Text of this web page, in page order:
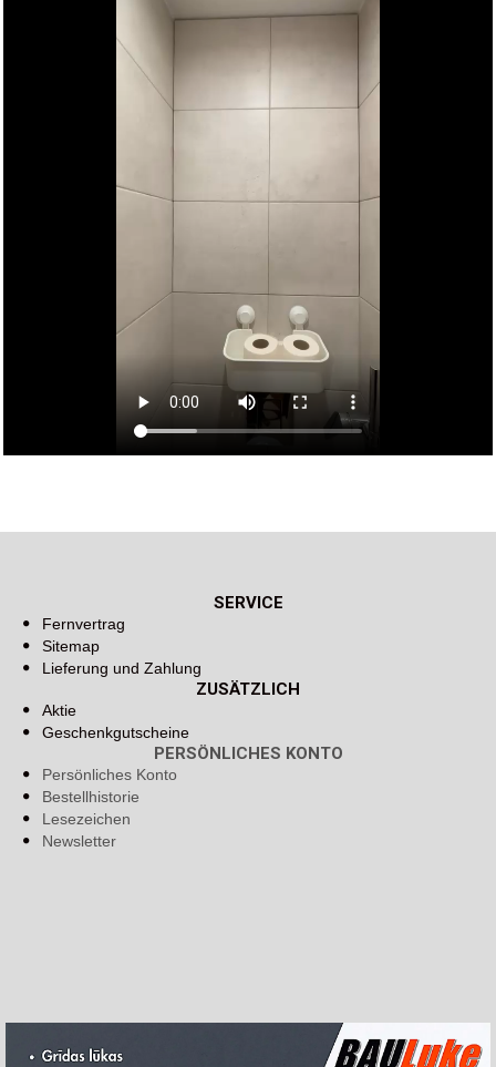
SERVICE
Fernvertrag
Sitemap
Lieferung und Zahlung
ZUSÄTZLICH
Aktie
Geschenkgutscheine
PERSÖNLICHES KONTO
Persönliches Konto
Bestellhistorie
Lesezeichen
Newsletter